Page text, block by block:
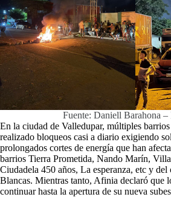
Fuente: Daniell Barahona –
En la ciudad de Valledupar, múltiples
realizado bloqueos casi a diario exigiendo
prolongados cortes de energía que han
barrios Tierra Prometida, Nando Marín,
Ciudadela 450 años, La esperanza, etc y
Blancas. Mientras tanto, Afinia declaró que
continuar hasta la apertura de su nueva